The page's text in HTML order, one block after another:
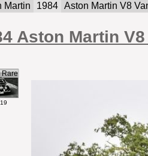
Martin 1984 Aston Martin V8
Aston Martin